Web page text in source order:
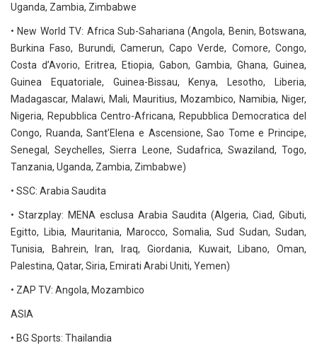
Uganda, Zambia, Zimbabwe
• New World TV: Africa Sub-Sahariana (Angola, Benin, Botswana,
Burkina Faso, Burundi, Camerun, Capo Verde, Comore, Congo,
Costa d’Avorio, Eritrea, Etiopia, Gabon, Gambia, Ghana, Guinea,
Guinea Equatoriale, Guinea-Bissau, Kenya, Lesotho, Liberia,
Madagascar, Malawi, Mali, Mauritius, Mozambico, Namibia, Niger,
Nigeria, Repubblica Centro-Africana, Repubblica Democratica del
Congo, Ruanda, Sant’Elena e Ascensione, Sao Tome e Principe,
Senegal, Seychelles, Sierra Leone, Sudafrica, Swaziland, Togo,
Tanzania, Uganda, Zambia, Zimbabwe)
• SSC: Arabia Saudita
• Starzplay: MENA esclusa Arabia Saudita (Algeria, Ciad, Gibuti,
Egitto, Libia, Mauritania, Marocco, Somalia, Sud Sudan, Sudan,
Tunisia, Bahrein, Iran, Iraq, Giordania, Kuwait, Libano, Oman,
Palestina, Qatar, Siria, Emirati Arabi Uniti, Yemen)
• ZAP TV: Angola, Mozambico
ASIA
• BG Sports: Thailandia